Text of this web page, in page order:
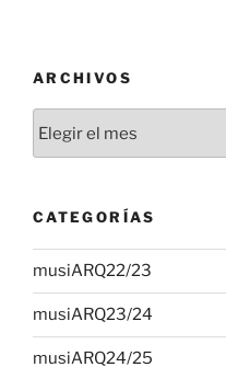
ARCHIVOS
CATEGORÍAS
musiARQ22/23
musiARQ23/24
musiARQ24/25